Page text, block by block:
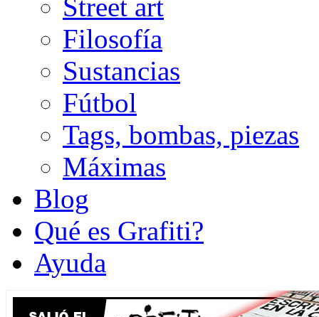
Street art
Filosofía
Sustancias
Fútbol
Tags, bombas, piezas
Máximas
Blog
Qué es Grafiti?
Ayuda